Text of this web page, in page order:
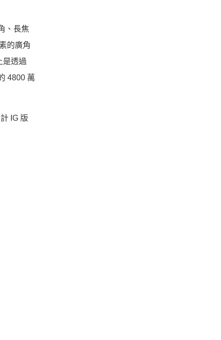
、長焦
的廣角
是透過
4800 萬
IG 版